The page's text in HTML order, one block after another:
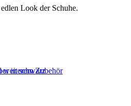
edlen Look der Schuhe.
weiterem Zubehör
in schwarz